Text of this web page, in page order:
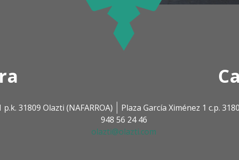
31809 Olazti (NAFARROA)
Plaza García Ximénez 1 c.p.
948 56 24 46
olazti@olazti.com